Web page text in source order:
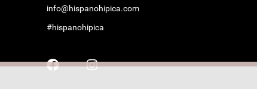
info@hispanohipica.com
#hispanohipica